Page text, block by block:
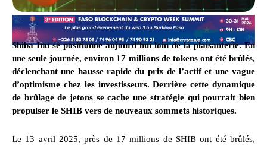
Shiba Inu se positionne aujourd’hui loin de la plaisanterie. En
une seule journée, environ 17 millions de tokens ont été brûlés,
déclenchant une hausse rapide du prix de l’actif et une vague
d’optimisme chez les investisseurs. Derrière cette dynamique
de brûlage de jetons se cache une stratégie qui pourrait bien
propulser le SHIB vers de nouveaux sommets historiques.
Le 13 avril 2025, près de 17 millions de SHIB ont été brûlés,